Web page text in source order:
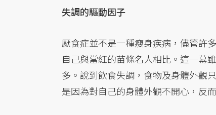
失調的驅動因子
厭食症並不是一種瘦身疾病，儘管許
自己與當紅的苗條名人相比。這一幕
多。說到飲食失調，食物及身體外觀
是因為對自己的身體外觀不開心，反